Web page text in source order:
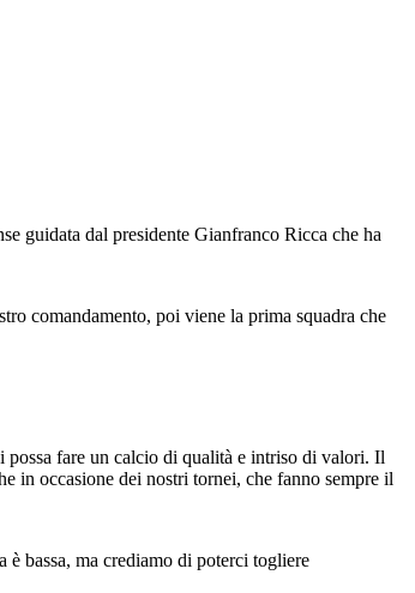
guidata dal presidente Gianfranco Ricca che ha
comandamento, poi viene la prima squadra che
possa fare un calcio di qualità e intriso di valori. Il
in occasione dei nostri tornei, che fanno sempre il
bassa, ma crediamo di poterci togliere